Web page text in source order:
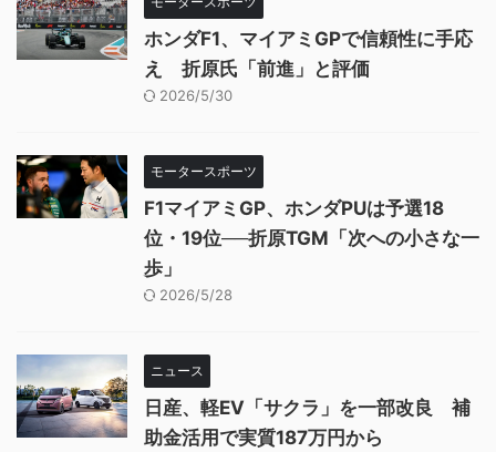
ホンダF1、マイアミGPで信頼性に手応
え 折原氏「前進」と評価
2026/5/30
モータースポーツ
F1マイアミGP、ホンダPUは予選18
位・19位──折原TGM「次への小さな一
歩」
2026/5/28
ニュース
日産、軽EV「サクラ」を一部改良 補
助金活用で実質187万円から